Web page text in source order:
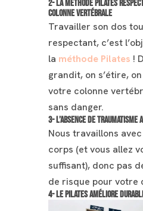
2- La méthode Pilates
colonne vertébrale
Travailler son dos
respectant, c’est
la méthode Pilates !
grandit, on s’étire,
votre colonne
sans danger.
3- L’absence de
Nous travaillons
corps (et vous allez
suffisant), donc pas
de risque pour votre
4- Le Pilates améliore